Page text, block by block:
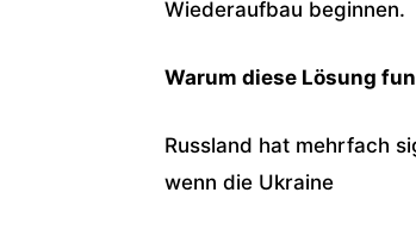
Wiederaufbau beginnen.
Warum diese Lösung
Russland hat mehrfach
wenn die Ukraine